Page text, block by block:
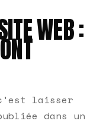
WEB :
laisser
dans un